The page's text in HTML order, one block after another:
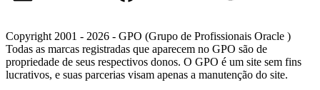
Copyright 2001 - 2026 - GPO (Grupo de Profissionais Oracle )
Todas as marcas registradas que aparecem no GPO são de
propriedade de seus respectivos donos. O GPO é um site sem fins
lucrativos, e suas parcerias visam apenas a manutenção do site.